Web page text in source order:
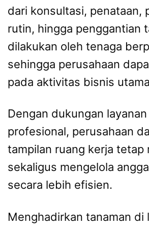
dari konsultasi, penataan,
rutin, hingga penggantian
dilakukan oleh tenaga
sehingga perusahaan
pada aktivitas bisnis
Dengan dukungan
profesional, perusahaan
tampilan ruang kerja tetap
sekaligus mengelola
secara lebih efisien.
Menghadirkan tanaman di